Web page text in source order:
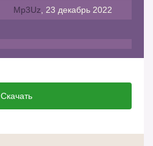
Mp3Uz , 23 декабрь 2022
Скачать